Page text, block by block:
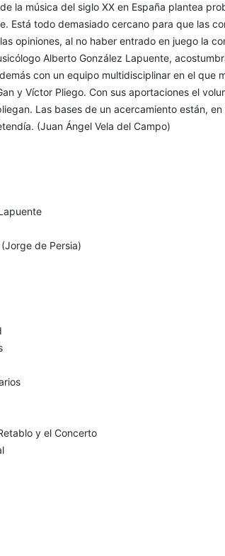
la música del siglo XX en España plantea
Está todo demasiado cercano para que las
opiniones, al no haber entrado en juego la
Alberto González Lapuente,
con un equipo multidisciplinar en el que
y Víctor Pliego. Con sus aportaciones el
Las bases de un acercamiento están,
(Juan Ángel Vela del Campo)
de Persia)
y el Concerto